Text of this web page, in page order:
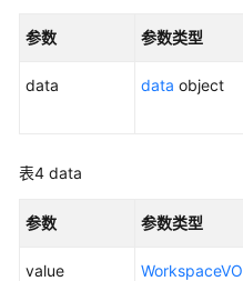
参数 参数类型
data data object
表4 data
参数 参数类型
value
WorkspaceVO